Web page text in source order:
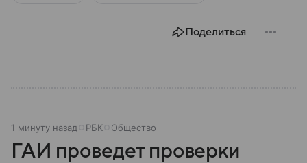
Поделиться
1 минуту назад РБК Общество
ГАИ проведет проверки